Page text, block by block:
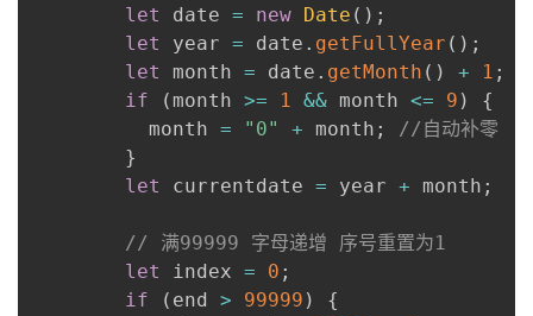
let
date = new Date ( ) ;
let
year = date . getFullYear ( ) ;
let
month = date . getMonth ( ) + 1 ;
if
( month >= 1 && month <= 9 )
{
          month
= "0" + month ;
//自动补零
}
let
currentdate = year + month ;
// 满99999 字母递增 序号重置为1
let
index = 0 ;
if
( end > 99999 )
{